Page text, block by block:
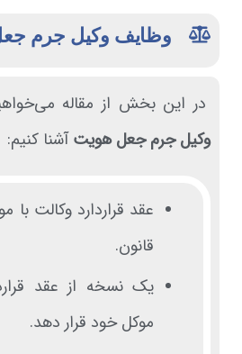
وظایف وکیل جرم
در این بخش از مقاله
وکیل جرم جعل هویتآشنا کنیم:
عقد قراردارد وکالت
قانون.
یک نسخه از عقد
موکل خود قرار دهد.